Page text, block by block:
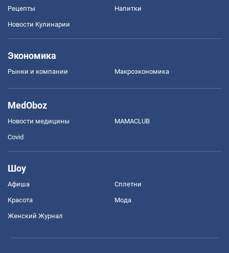
Рецепты Напитки
Новости Кулинарии
Экономика
Рынки и компании Mакроэкономика
MedOboz
Новости медицины MAMACLUB
Covid
Шоу
Афиша Сплетни
Красота Мода
Женский Журнал